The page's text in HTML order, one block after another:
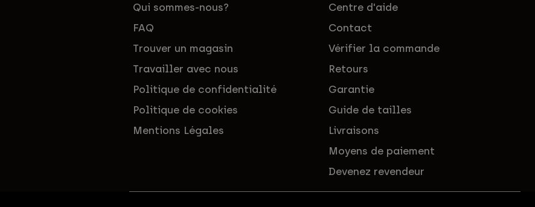
Qui sommes-nous?
FAQ
Trouver un magasin
Travailler avec nous
Politique de confidentialité
Politique de cookies
Mentions Légales
Centre d'aide
Contact
Vérifier la commande
Retours
Garantie
Guide de tailles
Livraisons
Moyens de paiement
Devenez revendeur